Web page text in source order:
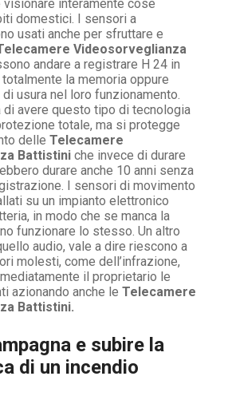
interamente cose
domestici. I sensori a
usati anche per sfruttare e
Videosorveglianza
andare a registrare H 24 in
la memoria oppure
usura nel loro funzionamento.
avere questo tipo di tecnologia
totale, ma si protegge
delle Telecamere
Battistini che invece di durare
durare anche 10 anni senza
I sensori di movimento
su un impianto elettronico
in modo che se manca la
funzionare lo stesso. Un altro
audio, vale a dire riescono a
molesti, come dell’infrazione,
il proprietario le
azionando anche le Telecamere
Battistini.
e subire la
di un incendio